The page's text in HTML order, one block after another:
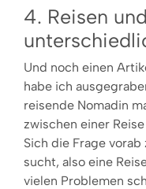
4. Reisen
Und noch einen
habe ich
reisende Nomadin
zwischen einer
Sich die Frage
sucht, also eine
vielen Problemen